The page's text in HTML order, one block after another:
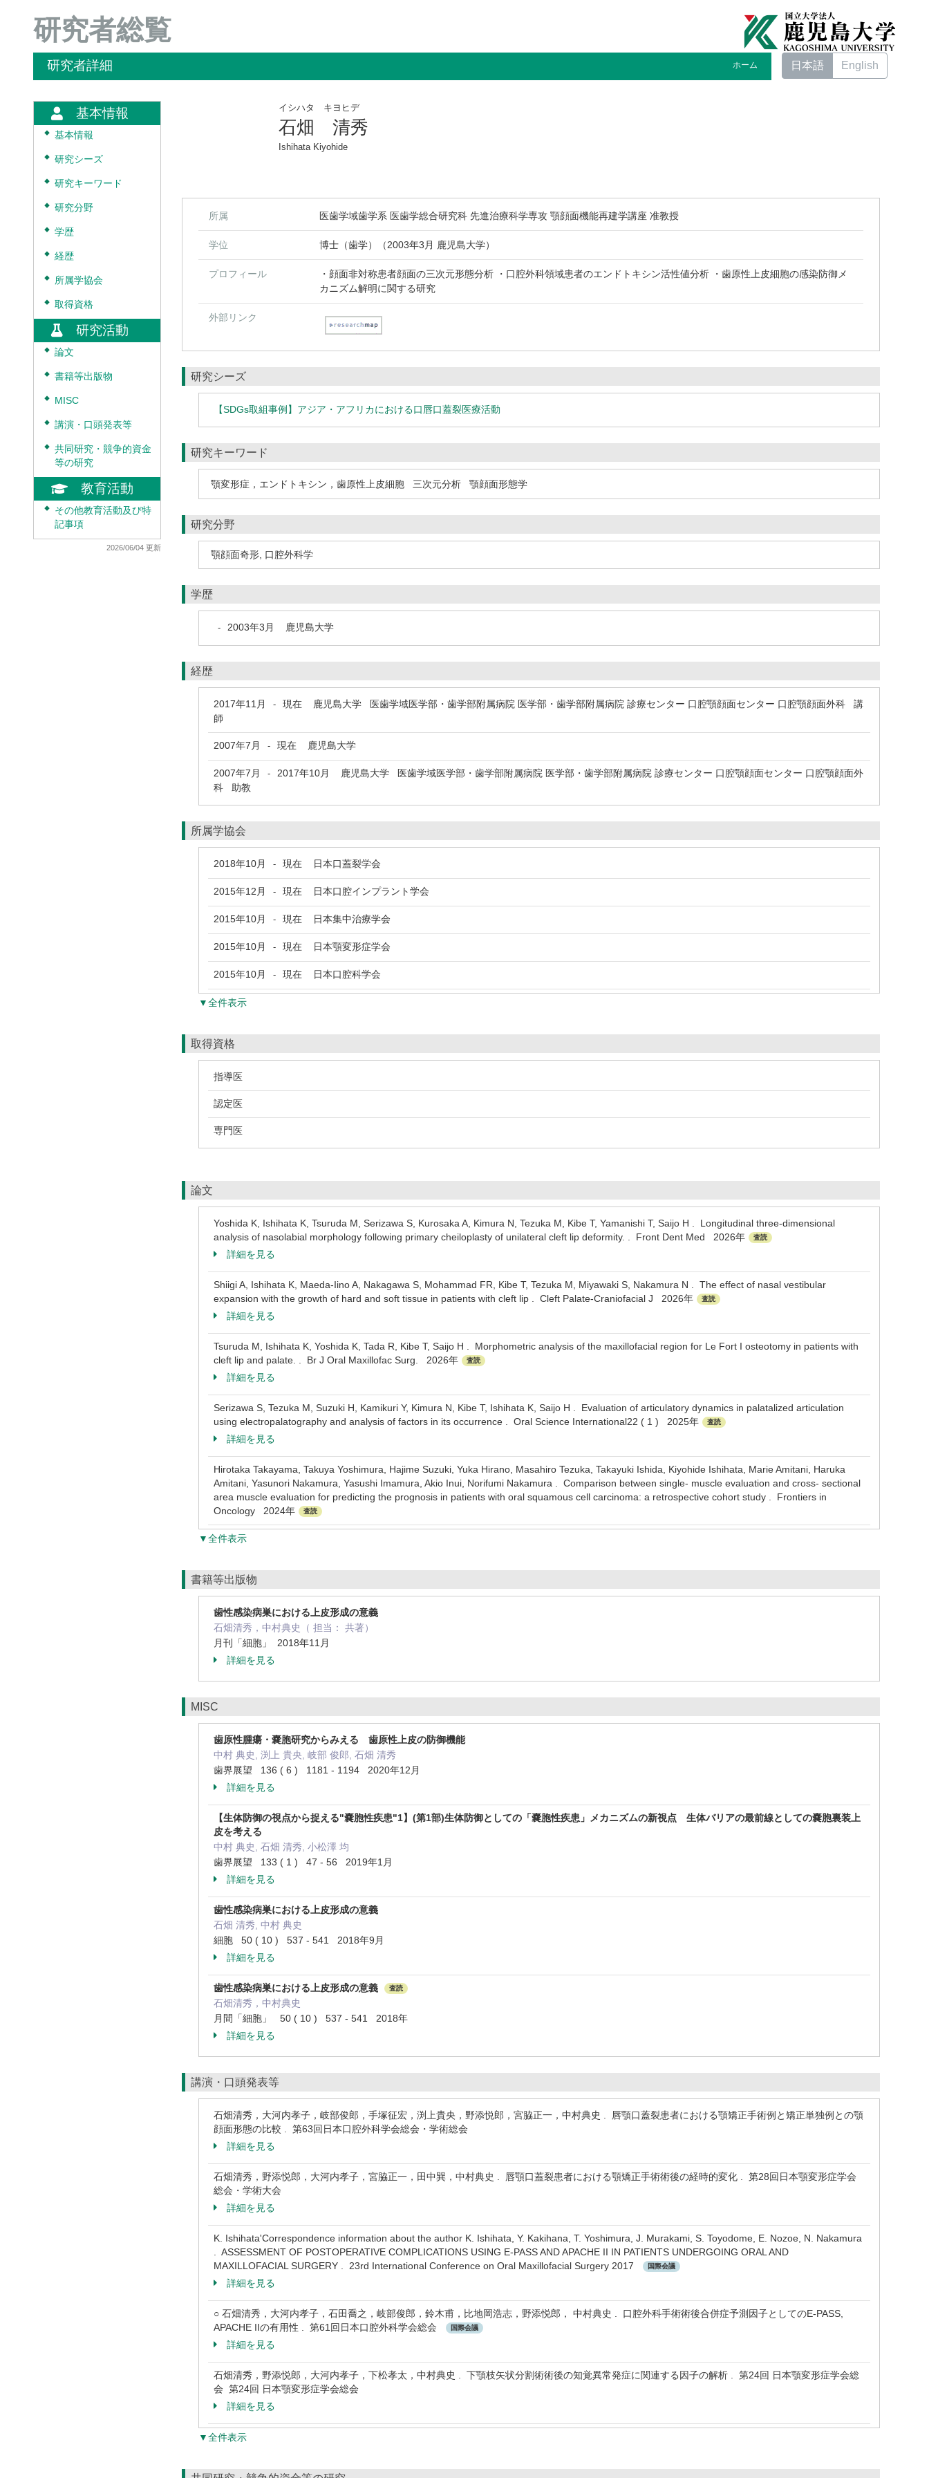
研究者総覧
研究者詳細 ホーム 日本語 English
基本情報
◆ 基本情報
◆ 研究シーズ
◆ 研究キーワード
◆ 研究分野
◆ 学歴
◆ 経歴
◆ 所属学協会
◆ 取得資格
研究活動
◆ 論文
◆ 書籍等出版物
◆ MISC
◆ 講演・口頭発表等
◆
共同研究・競争的資金
等の研究
教育活動
◆
その他教育活動及び特
記事項
2026/06/04 更新
イシハタ キヨヒデ
石畑 清秀
Ishihata Kiyohide
所属 医歯学域歯学系 医歯学総合研究科 先進治療科学専攻 顎顔面機能再建学講座 准教授
学位 博士（歯学）（2003年3月 鹿児島大学）
プロフィール
・顔面非対称患者顔面の三次元形態分析 ・口腔外科領域患者のエンドトキシン活性値分析 ・歯原性上皮細胞の感染防御メ
カニズム解明に関する研究
外部リンク
研究シーズ
【SDGs取組事例】アジア・アフリカにおける口唇口蓋裂医療活動
研究キーワード
顎変形症，エンドトキシン，歯原性上皮細胞 三次元分析 顎顔面形態学
研究分野
顎顔面奇形 口腔外科学
学歴
- 2003年3月 鹿児島大学
経歴
2017年11月 - 現在 鹿児島大学 医歯学域医学部・歯学部附属病院 医学部・歯学部附属病院 診療センター 口腔顎顔面センター 口腔顎顔面外科 講
師
2007年7月 - 現在 鹿児島大学
2007年7月 - 2017年10月
鹿児島大学 医歯学域医学部・歯学部附属病院 医学部・歯学部附属病院 診療センター 口腔顎顔面センター 口腔顎顔面外
科 助教
所属学協会
2018年10月 - 現在 日本口蓋裂学会
2015年12月 - 現在 日本口腔インプラント学会
2015年10月 - 現在 日本集中治療学会
2015年10月 - 現在 日本顎変形症学会
2015年10月 - 現在 日本口腔科学会
▼全件表示
取得資格
指導医
認定医
専門医
論文
Yoshida K, Ishihata K, Tsuruda M, Serizawa S, Kurosaka A, Kimura N, Tezuka M, Kibe T, Yamanishi T, Saijo H . Longitudinal three-dimensional
analysis of nasolabial morphology following primary cheiloplasty of unilateral cleft lip deformity. . Front Dent Med 2026年
査読
詳細を見る
Shiigi A, Ishihata K, Maeda-Iino A, Nakagawa S, Mohammad FR, Kibe T, Tezuka M, Miyawaki S, Nakamura N . The effect of nasal vestibular
expansion with the growth of hard and soft tissue in patients with cleft lip . Cleft Palate-Craniofacial J 2026年
査読
詳細を見る
Tsuruda M, Ishihata K, Yoshida K, Tada R, Kibe T, Saijo H . Morphometric analysis of the maxillofacial region for Le Fort I osteotomy in patients with
cleft lip and palate. . Br J Oral Maxillofac Surg. 2026年
査読
詳細を見る
Serizawa S, Tezuka M, Suzuki H, Kamikuri Y, Kimura N, Kibe T, Ishihata K, Saijo H . Evaluation of articulatory dynamics in palatalized articulation
using electropalatography and analysis of factors in its occurrence . Oral Science International22 ( 1 ) 2025年
査読
詳細を見る
Hirotaka Takayama, Takuya Yoshimura, Hajime Suzuki, Yuka Hirano, Masahiro Tezuka, Takayuki Ishida, Kiyohide Ishihata, Marie Amitani, Haruka
Amitani, Yasunori Nakamura, Yasushi Imamura, Akio Inui, Norifumi Nakamura . Comparison between single- muscle evaluation and cross- sectional
area muscle evaluation for predicting the prognosis in patients with oral squamous cell carcinoma: a retrospective cohort study . Frontiers in
Oncology 2024年
査読
▼全件表示
書籍等出版物
歯性感染病巣における上皮形成の意義
石畑清秀，中村典史（ 担当： 共著）
月刊「細胞」 2018年11月
詳細を見る
MISC
歯原性腫瘍・嚢胞研究からみえる 歯原性上皮の防御機能
中村 典史, 渕上 貴央, 岐部 俊郎, 石畑 清秀
歯界展望 136 ( 6 ) 1181 - 1194 2020年12月
詳細を見る
【生体防御の視点から捉える"嚢胞性疾患"1】(第1部)生体防御としての「嚢胞性疾患」メカニズムの新視点 生体バリアの最前線としての嚢胞裏装上
皮を考える
中村 典史, 石畑 清秀, 小松澤 均
歯界展望 133 ( 1 ) 47 - 56 2019年1月
詳細を見る
歯性感染病巣における上皮形成の意義
石畑 清秀, 中村 典史
細胞 50 ( 10 ) 537 - 541 2018年9月
詳細を見る
歯性感染病巣における上皮形成の意義 査読
石畑清秀，中村典史
月間「細胞」 50 ( 10 ) 537 - 541 2018年
詳細を見る
講演・口頭発表等
石畑清秀，大河内孝子，岐部俊郎，手塚征宏，渕上貴央，野添悦郎，宮脇正一，中村典史 . 唇顎口蓋裂患者における顎矯正手術例と矯正単独例との顎
顔面形態の比較 . 第63回日本口腔外科学会総会・学術総会
詳細を見る
石畑清秀，野添悦郎，大河内孝子，宮脇正一，田中巽，中村典史 . 唇顎口蓋裂患者における顎矯正手術術後の経時的変化 . 第28回日本顎変形症学会
総会・学術大会
詳細を見る
K. Ishihata'Correspondence information about the author K. Ishihata, Y. Kakihana, T. Yoshimura, J. Murakami, S. Toyodome, E. Nozoe, N. Nakamura
. ASSESSMENT OF POSTOPERATIVE COMPLICATIONS USING E-PASS AND APACHE II IN PATIENTS UNDERGOING ORAL AND
MAXILLOFACIAL SURGERY . 23rd International Conference on Oral Maxillofacial Surgery 2017
国際会議
詳細を見る
○ 石畑清秀，大河内孝子，石田喬之，岐部俊郎，鈴木甫，比地岡浩志，野添悦郎， 中村典史 . 口腔外科手術術後合併症予測因子としてのE-PASS,
APACHE IIの有用性 . 第61回日本口腔外科学会総会
国際会議
詳細を見る
石畑清秀，野添悦郎，大河内孝子，下松孝太，中村典史 . 下顎枝矢状分割術術後の知覚異常発症に関連する因子の解析 . 第24回 日本顎変形症学会総
会 第24回 日本顎変形症学会総会
詳細を見る
▼全件表示